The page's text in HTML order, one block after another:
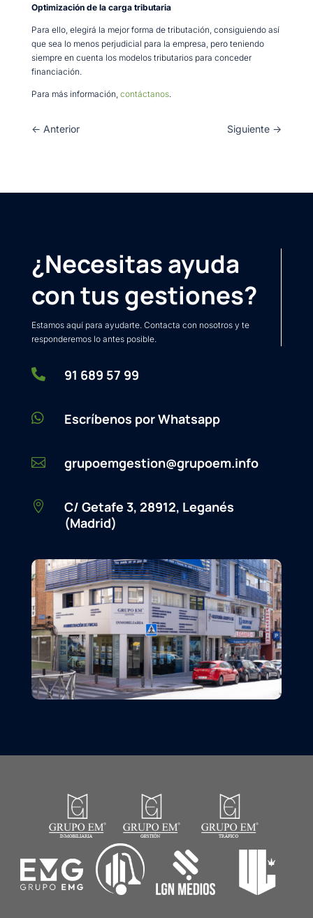
Optimización de la carga tributaria
Para ello, elegirá la mejor forma de tributación, consiguiendo así
que sea lo menos perjudicial para la empresa, pero teniendo
siempre en cuenta los modelos tributarios para conceder
financiación.
Para más información, contáctanos.
← Anterior Siguiente →
¿Necesitas ayuda
con tus gestiones?
Estamos aquí para ayudarte. Contacta con nosotros y te
responderemos lo antes posible.
 91 689 57 99
 Escríbenos por Whatsapp
 grupoemgestion@grupoem.info

C/ Getafe 3, 28912, Leganés
(Madrid)